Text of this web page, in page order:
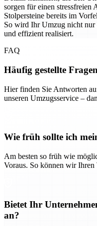
sorgen für einen
Stolpersteine bereits im
So wird Ihr Umzug nicht nur
und effizient realisiert.
FAQ
Häufig gestellte Fragen
Hier finden Sie Antworten
unseren Umzugsservice –
Wie früh sollte ich
Am besten so früh wie
Voraus. So können wir
Bietet Ihr
an?